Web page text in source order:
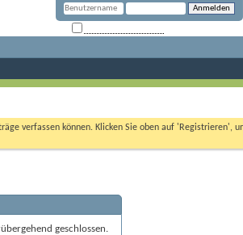
verfassen können. Klicken Sie oben auf 'Registrieren',
geschlossen.